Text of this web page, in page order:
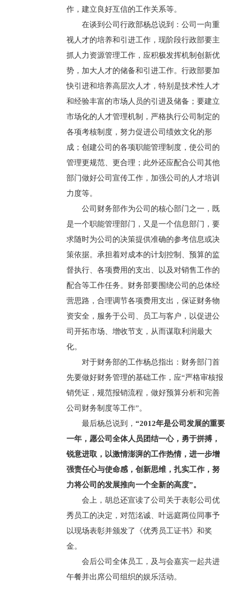
作，建立良好互信的工作关系等。
在谈到公司行政部杨总说到：公司一向重
视人才的培养和引进工作，现阶段行政部要主
抓人力资源管理工作，应积极发挥机制创新优
势，加大人才的储备和引进工作。行政部要加
快引进和培养高层次人才，特别是技术性人才
和经验丰富的市场人员的引进及储备；要建立
市场化的人才管理机制，严格执行公司制定的
各项考核制度，努力促进公司绩效文化的形
成；创建公司的各项职能管理制度，使公司的
管理更规范、更合理；此外还应配合公司其他
部门做好公司宣传工作，加强公司的人才培训
力度等。
公司财务部作为公司的核心部门之一，既
是一个职能管理部门，又是一个信息部门，要
求随时为公司的决策提供准确的参考信息或决
策依据。承担着对成本的计划控制、预算的监
督执行、各项费用的支出、以及对销售工作的
配合等工作任务。财务部要围绕公司的总体经
营思路，合理调节各项费用支出，保证财务物
资安全，服务于公司、员工与客户，以促进公
司开拓市场、增收节支，从而谋取利润最大
化。
对于财务部的工作杨总指出：财务部门首
先要做好财务管理的基础工作，应“严格审核报
销凭证，规范报销流程，做好预算分析和完善
公司财务制度等工作”。
最后杨总说到， “2012年是公司发展的重要
一年，愿公司全体人员团结一心，勇于拼搏，
锐意进取，以激情澎湃的工作热情，进一步增
强责任心与使命感，创新思维，扎实工作，努
力将公司的发展推向一个全新的高度”。
会上，胡总还宣读了公司关于表彰公司优
秀员工的决定，对范洺诚、叶远庭两位同事予
以现场表彰并颁发了《优秀员工证书》和奖
金。
会后公司全体员工，及与会嘉宾一起共进
午餐并出席公司组织的娱乐活动。